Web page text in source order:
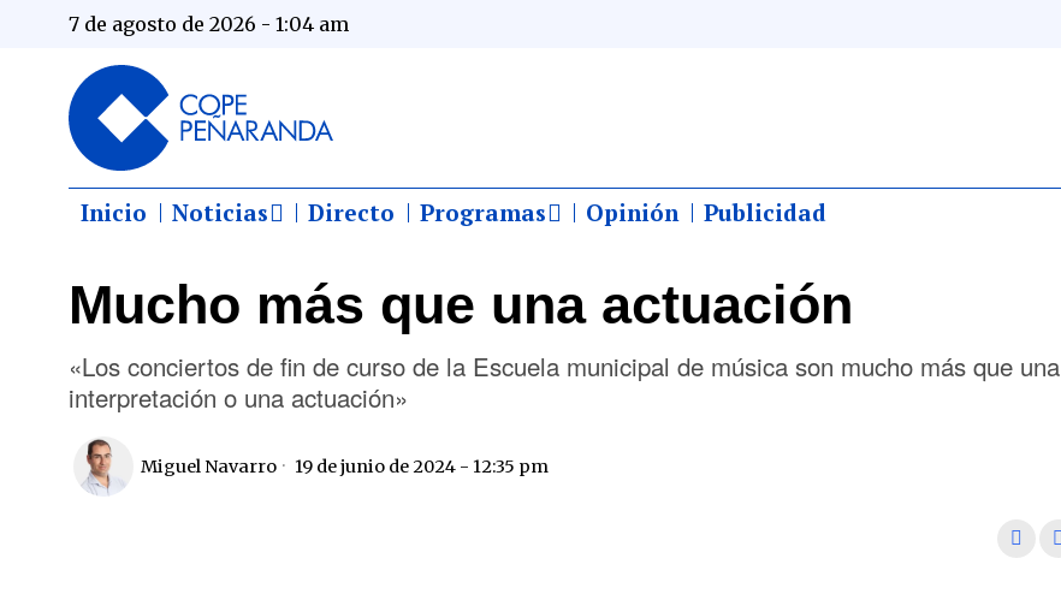
7 de agosto de 2026 - 1:04 am
Inicio Noticias Directo Programas Opinión Publicidad
Mucho más que una actuación
«Los conciertos de fin de curso de la Escuela municipal de música son mucho más que una
interpretación o una actuación»
Miguel Navarro 19 de junio de 2024 - 12:35 pm